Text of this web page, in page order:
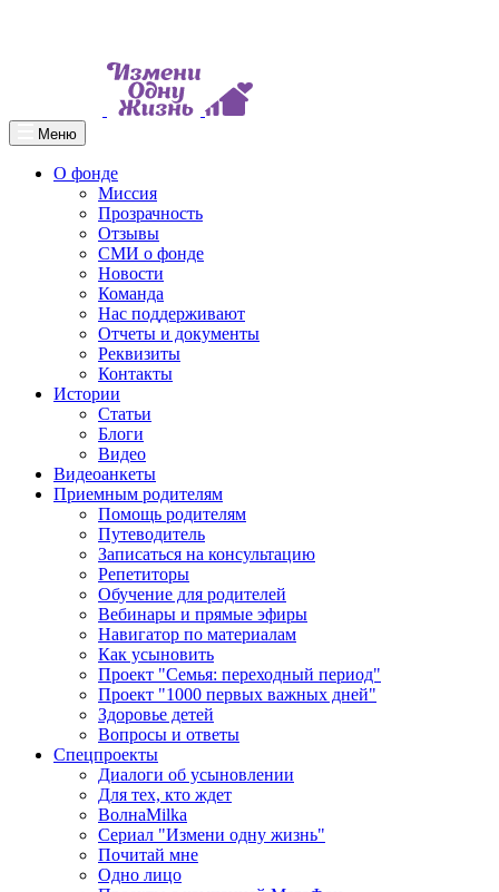
Меню
О фонде
Миссия
Прозрачность
Отзывы
СМИ о фонде
Новости
Команда
Нас поддерживают
Отчеты и документы
Реквизиты
Контакты
Истории
Статьи
Блоги
Видео
Видеоанкеты
Приемным родителям
Помощь родителям
Путеводитель
Записаться на консультацию
Репетиторы
Обучение для родителей
Вебинары и прямые эфиры
Навигатор по материалам
Как усыновить
Проект "Семья: переходный период"
Проект "1000 первых важных дней"
Здоровье детей
Вопросы и ответы
Спецпроекты
Диалоги об усыновлении
Для тех, кто ждет
ВолнаMilka
Сериал "Измени одну жизнь"
Почитай мне
Одно лицо